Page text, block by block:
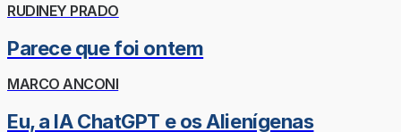
RUDINEY PRADO
Parece que foi ontem
MARCO ANCONI
Eu, a IA ChatGPT e os Alienígenas